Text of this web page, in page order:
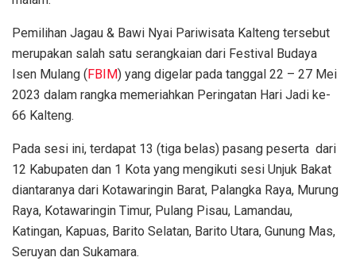
Pemilihan Jagau & Bawi Nyai Pariwisata Kalteng tersebut
merupakan salah satu serangkaian dari Festival Budaya
Isen Mulang (FBIM) yang digelar pada tanggal 22 – 27 Mei
2023 dalam rangka memeriahkan Peringatan Hari Jadi ke-
66 Kalteng.
Pada sesi ini, terdapat 13 (tiga belas) pasang peserta dari
12 Kabupaten dan 1 Kota yang mengikuti sesi Unjuk Bakat
diantaranya dari Kotawaringin Barat, Palangka Raya, Murung
Raya, Kotawaringin Timur, Pulang Pisau, Lamandau,
Katingan, Kapuas, Barito Selatan, Barito Utara, Gunung Mas,
Seruyan dan Sukamara.